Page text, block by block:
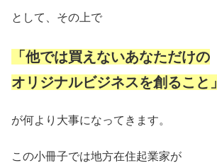
として、その上で
「他では買えないあなただけの
オリジナルビジネスを創ること」
が何より大事になってきます。
この小冊子では地方在住起業家が